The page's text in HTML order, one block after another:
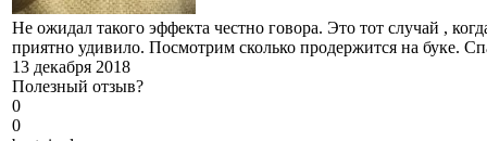
Не ожидал такого эффекта честно говора. Это тот случай ,
приятно удивило. Посмотрим сколько продержится на буке.
13 декабря 2018
Полезный отзыв?
0
0